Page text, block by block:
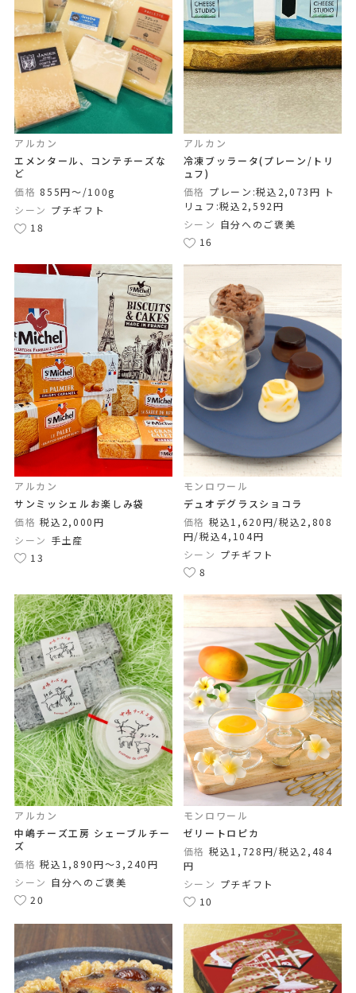
アルカン
エメンタール、コンテチーズな
ど
価格 855円〜/100g
シーン プチギフト
18
アルカン
冷凍ブッラータ(プレーン/トリ
ュフ)
価格 プレーン:税込2,073円 ト
リュフ:税込2,592円
シーン 自分へのご褒美
16
アルカン
サンミッシェルお楽しみ袋
価格 税込2,000円
シーン 手土産
13
モンロワール
デュオデグラスショコラ
価格 税込1,620円/税込2,808
円/税込4,104円
シーン プチギフト
8
アルカン
中嶋チーズ工房 シェーブルチー
ズ
価格 税込1,890円〜3,240円
シーン 自分へのご褒美
20
モンロワール
ゼリートロピカ
価格 税込1,728円/税込2,484
円
シーン プチギフト
10